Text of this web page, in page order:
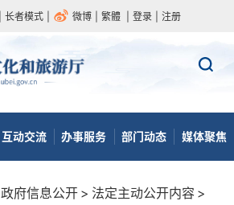
长者模式 微博 繁體 登录 注册
互动交流 办事服务 部门动态 媒体聚焦
政府信息公开 > 法定主动公开内容 >